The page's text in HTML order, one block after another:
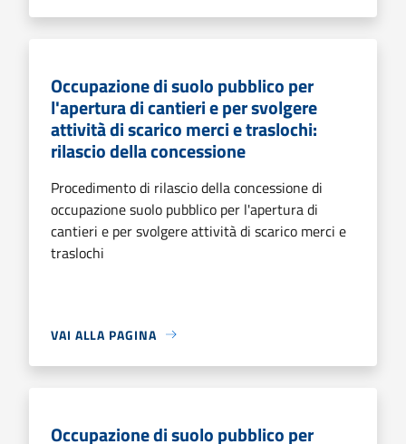
Occupazione di suolo pubblico per
l'apertura di cantieri e per svolgere
attività di scarico merci e traslochi:
rilascio della concessione
Procedimento di rilascio della concessione di
occupazione suolo pubblico per l'apertura di
cantieri e per svolgere attività di scarico merci e
traslochi
VAI ALLA PAGINA
Occupazione di suolo pubblico per